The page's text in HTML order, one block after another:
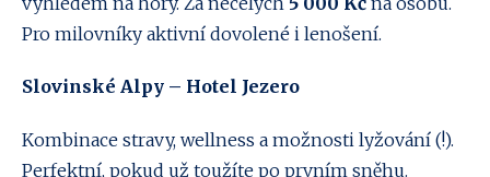
Pro milovníky aktivní dovolené i lenošení.
Slovinské Alpy – Hotel Jezero
Kombinace stravy, wellness a možnosti lyžování (!).
Perfektní, pokud už toužíte po prvním sněhu.